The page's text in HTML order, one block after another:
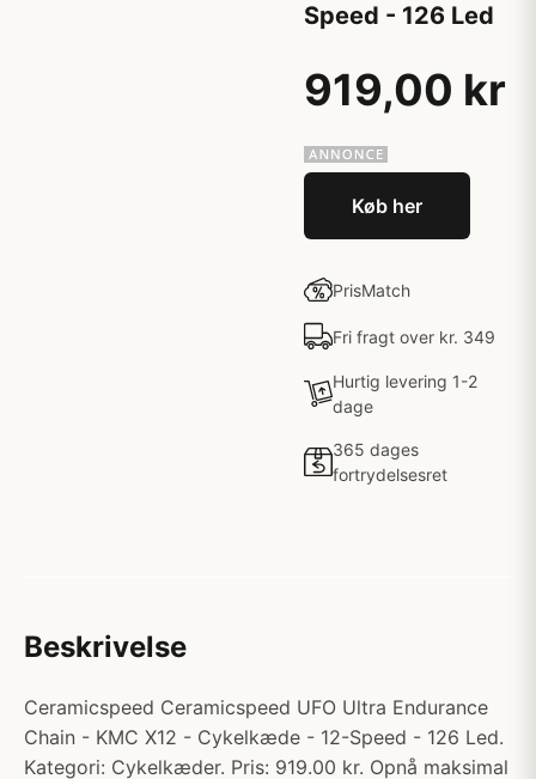
Speed - 126 Led
919,00 kr
Køb her
PrisMatch
Fri fragt over kr. 349
Hurtig levering 1-2
dage
365 dages
fortrydelsesret
Beskrivelse
Ceramicspeed Ceramicspeed UFO Ultra Endurance
Chain - KMC X12 - Cykelkæde - 12-Speed - 126 Led.
Kategori: Cykelkæder. Pris: 919.00 kr. Opnå maksimal